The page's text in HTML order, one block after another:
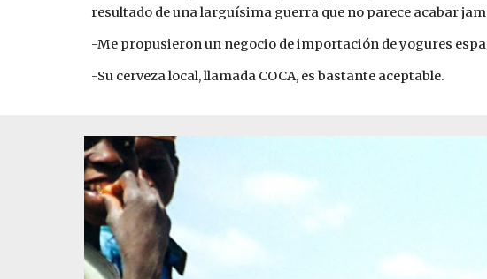
resultado de una larguísima guerra que no parece acabar
-Me propusieron un negocio de importación de yogures
-Su cerveza local, llamada COCA, es bastante aceptable.